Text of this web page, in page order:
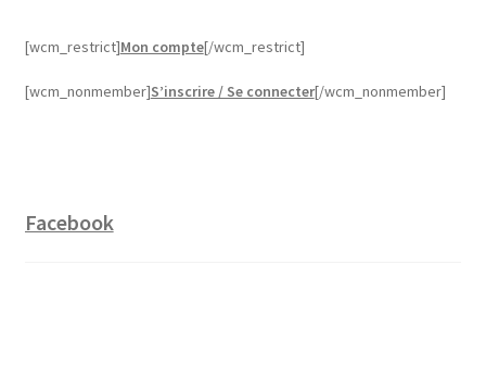
[wcm_restrict]Mon compte[/wcm_restrict]
[wcm_nonmember]S’inscrire / Se connecter[/wcm_nonmember]
Facebook